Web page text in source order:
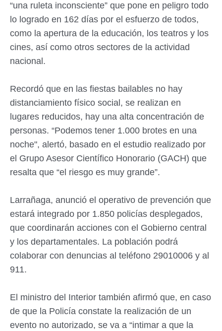
“una ruleta inconsciente” que pone en peligro todo
lo logrado en 162 días por el esfuerzo de todos,
como la apertura de la educación, los teatros y los
cines, así como otros sectores de la actividad
nacional.
Recordó que en las fiestas bailables no hay
distanciamiento físico social, se realizan en
lugares reducidos, hay una alta concentración de
personas. “Podemos tener 1.000 brotes en una
noche", alertó, basado en el estudio realizado por
el Grupo Asesor Científico Honorario (GACH) que
resalta que “el riesgo es muy grande”.
Larrañaga, anunció el operativo de prevención que
estará integrado por 1.850 policías desplegados,
que coordinarán acciones con el Gobierno central
y los departamentales. La población podrá
colaborar con denuncias al teléfono 29010006 y al
911.
El ministro del Interior también afirmó que, en caso
de que la Policía constate la realización de un
evento no autorizado, se va a “intimar a que la